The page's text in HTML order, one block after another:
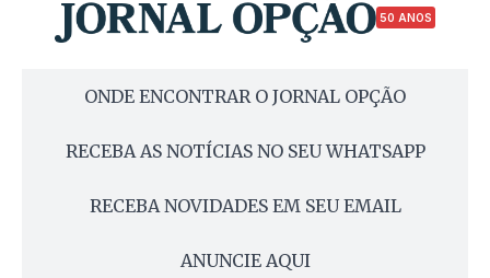
50 ANOS
ONDE ENCONTRAR O JORNAL OPÇÃO
RECEBA AS NOTÍCIAS NO SEU WHATSAPP
RECEBA NOVIDADES EM SEU EMAIL
ANUNCIE AQUI